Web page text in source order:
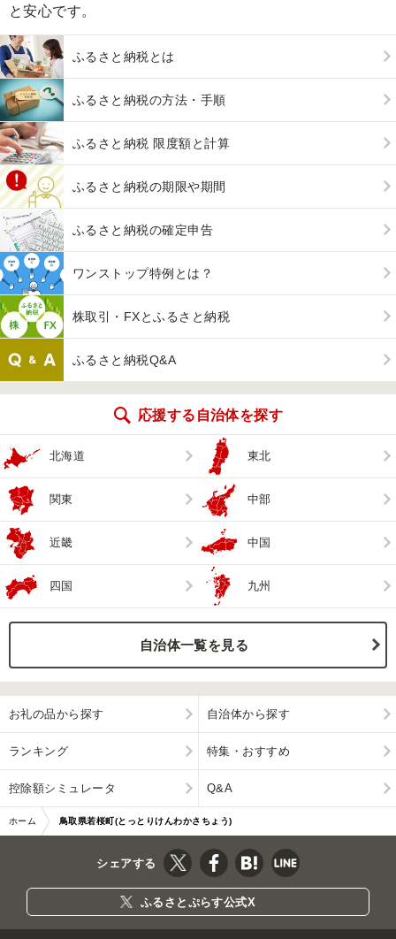
と安心です。
ふるさと納税とは
ふるさと納税の方法・手順
ふるさと納税 限度額と計算
ふるさと納税の期限や期間
ふるさと納税の確定申告
ワンストップ特例とは？
株取引・FXとふるさと納税
ふるさと納税Q&A
応援する自治体を探す
北海道 東北
関東 中部
近畿 中国
四国 九州
自治体一覧を見る
お礼の品から探す 自治体から探す
ランキング 特集・おすすめ
控除額シミュレータ Q&A
ホーム 鳥取県若桜町(とっとりけんわかさちょう)
シェアする
ふるさとぷらす公式X